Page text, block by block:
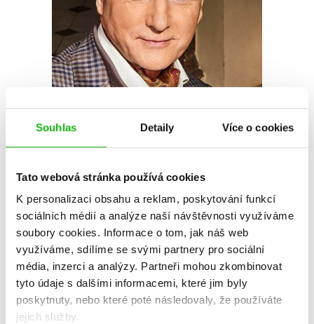
Souhlas Detaily Více o cookies
Tato webová stránka používá cookies
K personalizaci obsahu a reklam, poskytování funkcí
sociálních médií a analýze naší návštěvnosti využíváme
soubory cookies. Informace o tom, jak náš web
využíváme, sdílíme se svými partnery pro sociální
média, inzerci a analýzy. Partneři mohou zkombinovat
tyto údaje s dalšími informacemi, které jim byly
poskytnuty, nebo které poté následovaly, že používáte
jejich služby.
Ladislav Špaček
působil jedenáct let na Pražském hradě jako mluvčí prezidenta
Václava Havla. Je propagátorem společenské etikety a jako autor a
protagonista televizního seriálu Etiketa napsal na toto téma řadu knih.
S Jiřím Chalupou vytvořili pro Českou televizi oblíbený seriál pro
děti Mistr E – pohádková etiketa a (Vel)Mistr E a zpracovali ho do
stejnojmenné řady úspěšných knih. Působí jako konzultant v oboru
komunikace a etikety, pořádá přednášky pro manažery firem a úřadů.
V Mladé frontě vydal desítku titulů, mezi nejznámější patří
Václavem Havlem(2021) a Etiketa pro holky a kluky(2022).